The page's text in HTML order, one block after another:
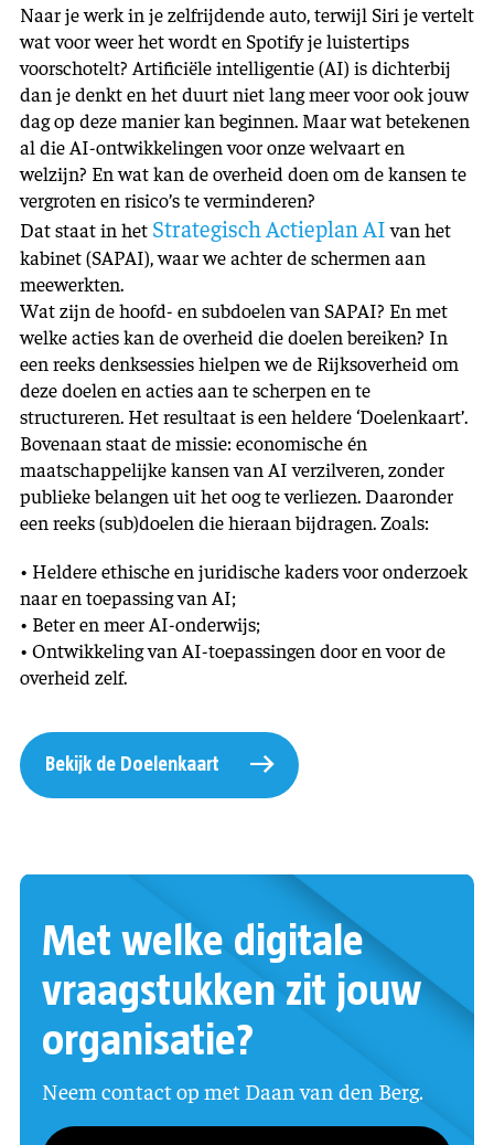
Naar je werk in je zelfrijdende auto, terwijl Siri je vertelt
wat voor weer het wordt en Spotify je luistertips
voorschotelt? Artificiële intelligentie (AI) is dichterbij
dan je denkt en het duurt niet lang meer voor ook jouw
dag op deze manier kan beginnen. Maar wat betekenen
al die AI-ontwikkelingen voor onze welvaart en
welzijn? En wat kan de overheid doen om de kansen te
vergroten en risico’s te verminderen?
Dat staat in het Strategisch Actieplan AIvan het
kabinet (SAPAI), waar we achter de schermen aan
meewerkten.
Wat zijn de hoofd- en subdoelen van SAPAI? En met
welke acties kan de overheid die doelen bereiken? In
een reeks denksessies hielpen we de Rijksoverheid om
deze doelen en acties aan te scherpen en te
structureren. Het resultaat is een heldere ‘Doelenkaart’.
Bovenaan staat de missie: economische én
maatschappelijke kansen van AI verzilveren, zonder
publieke belangen uit het oog te verliezen. Daaronder
een reeks (sub)doelen die hieraan bijdragen. Zoals:
• Heldere ethische en juridische kaders voor onderzoek
naar en toepassing van AI;
• Beter en meer AI-onderwijs;
• Ontwikkeling van AI-toepassingen door en voor de
overheid zelf.
Bekijk de Doelenkaart
Met welke digitale
vraagstukken zit jouw
organisatie?
Neem contact op met Daan van den Berg.